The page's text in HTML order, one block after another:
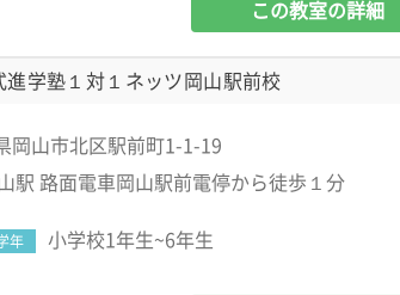
この教室の詳細
進学塾１対１ネッツ岡山駅前校
岡山市北区駅前町1-1-19
山駅 路面電車岡山駅前電停から徒歩１分
年 小学校1年生~6年生